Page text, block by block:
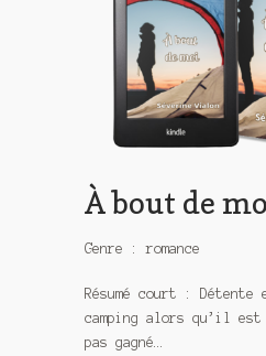
À bout de
Genre : romance
Résumé court : Détente
camping alors qu’il est
pas gagné…